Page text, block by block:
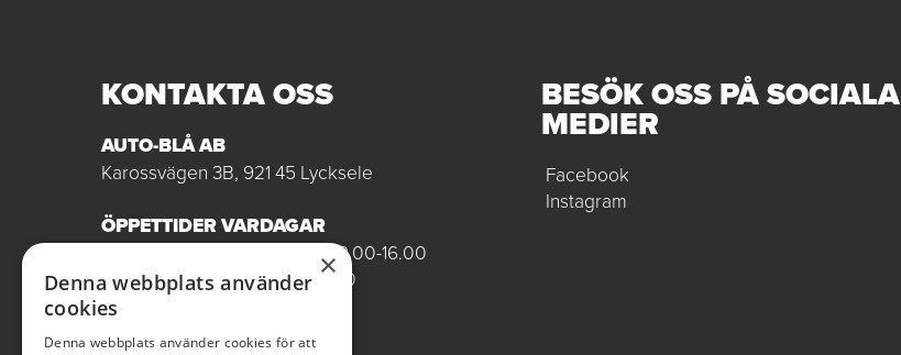
KONTAKTA OSS
AUTO-BLÅ AB
Karossvägen 3B, 921 45 Lycksele
ÖPPETTIDER VARDAGAR
Butik/Försäljning vardagar 09.00-16.00
Verkstad vardagar 07.00-16.00
Röda dagar stängt
BESÖK OSS PÅ SOCIALA
MEDIER
Facebook
Instagram
×
Denna webbplats använder
cookies
Denna webbplats använder cookies för att